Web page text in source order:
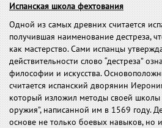
Испанская школа фехтования
Одной из самых древних считается
получившая наименование дестреза,
как мастерство. Сами испанцы
действительности слово “дестреза”
философии и искусства.
считается испанский дворянин
который изложил методы своей школы
оружия”, написанной им в 1569 году.
основе не только боевых навыков, но